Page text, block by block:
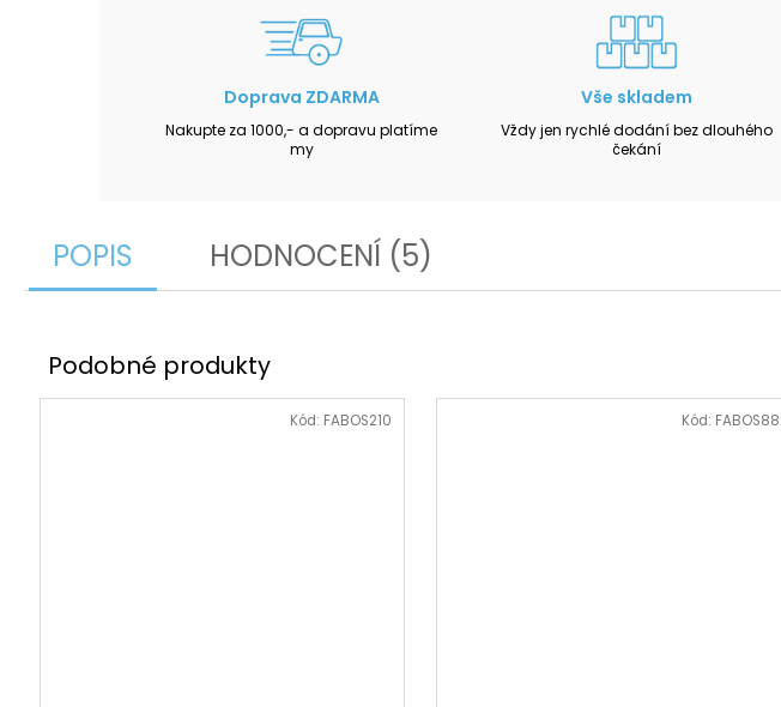
Doprava ZDARMA
Nakupte za 1000,- a dopravu platíme
my
Vše skladem
Vždy jen rychlé dodání bez dlouhého
čekání
POPIS HODNOCENÍ (5)
Kód: FABOS210 Kód: